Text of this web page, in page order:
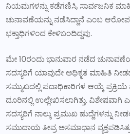
ನಿಯಮಗಳನ್ನು ಕಡೆಗಣಿಸಿ, ಸಾರ್ವಜನಿಕ
ಚುನಾವಣೆಯನ್ನು ನಡೆಸಿದ್ದಾನೆ ಎಂಬ
ಭಕ್ತಾಧಿಗಳಿಂದ ಕೇಳಿಬಂದಿದ್ದವು.
ಮೇ 10ರಂದು ಭಾನುವಾರ ನಡೆದ
ಸದಸ್ಯರಿಗೆ ಯಾವುದೇ ಅಧಿಕೃತ ಮಾಹಿತಿ
ಸಮ್ಮುಖದಲ್ಲಿ ಪದಾಧಿಕಾರಿಗಳ ಆಯ್ಕೆ
ದೂರಿನಲ್ಲಿ ಉಲ್ಲೇಖಿಸಲಾಗಿತ್ತು. ವಿಶೇಷವಾಗಿ
ಸದಸ್ಯರಿಗೆ ನಾಲ್ಕು ಪ್ರಮುಖ ಹುದ್ದೆಗಳನ್ನು
ಸಮುದಾಯ ತೀವ್ರ ಅಸಮಾಧಾನ